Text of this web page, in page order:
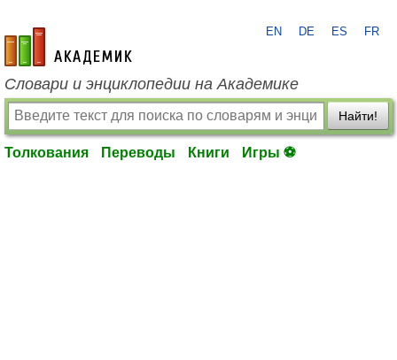
academic.ru
EN DE ES FR
Словари и энциклопедии на Академике
Найти!
Толкования Переводы Книги Игры ⚽